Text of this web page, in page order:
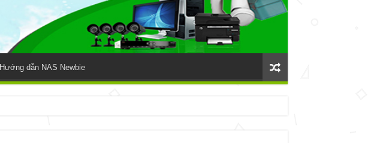
Hướng dẫn NAS Newbie